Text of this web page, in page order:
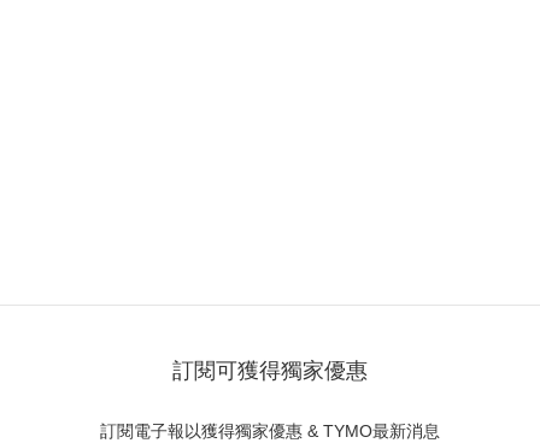
訂閱可獲得獨家優惠
訂閱電子報以獲得獨家優惠 & TYMO最新消息